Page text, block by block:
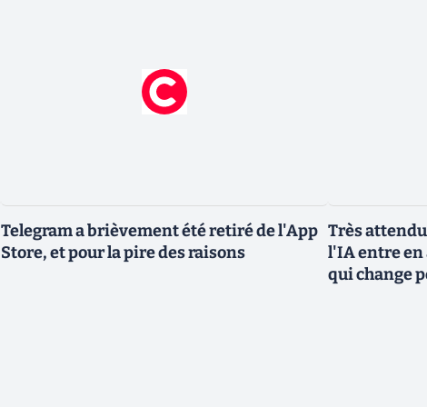
Telegram a brièvement été retiré de l'App
Store, et pour la pire des raisons
Très
l'IA entre en
qui change